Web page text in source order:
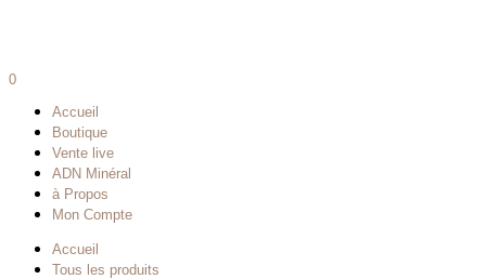
0
Accueil
Boutique
Vente live
ADN Minéral
à Propos
Mon Compte
Accueil
Tous les produits